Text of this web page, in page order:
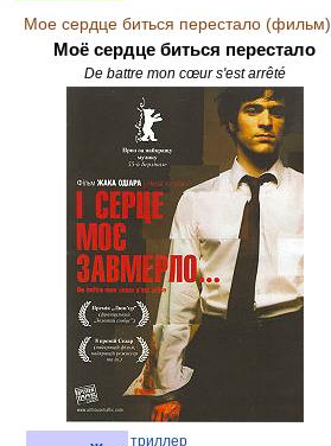
Мое сердце биться перестало (фильм)
Моё сердце биться перестало
De battre mon cœur s'est arrêté
триллер